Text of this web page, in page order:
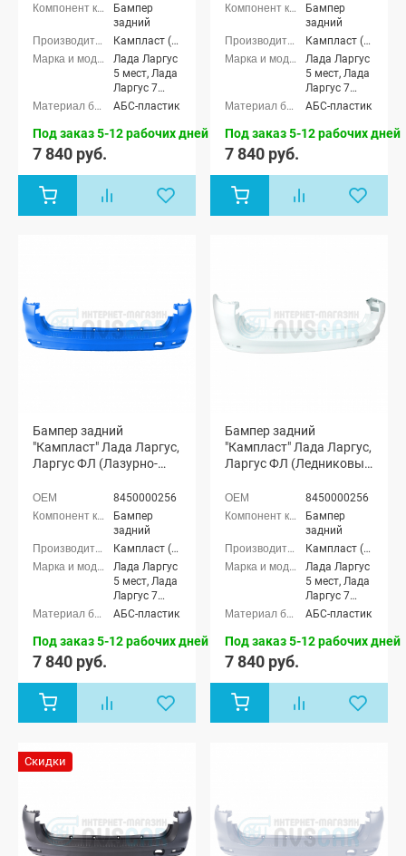
Бампер
задний
Кампласт (г. Набережные Челны)
Лада Ларгус
5 мест, Лада
Ларгус 7
мест, Лада
мест, Лада
АБС-пластик
Под заказ 5-12 рабочих дней
7 840 руб.
Бампер
задний
Кампласт (г. Набережные Челны)
Лада Ларгус
5 мест, Лада
Ларгус 7
мест, Лада
мест, Лада
АБС-пластик
Под заказ 5-12 рабочих дней
7 840 руб.
Бампер задний
"Кампласт" Лада Ларгус,
Ларгус ФЛ (Лазурно-
8450000256
Бампер
задний
Кампласт (г. Набережные Челны)
Лада Ларгус
5 мест, Лада
Ларгус 7
мест, Лада
мест, Лада
АБС-пластик
Под заказ 5-12 рабочих дней
7 840 руб.
Бампер задний
"Кампласт" Лада Ларгус,
Ларгус ФЛ (Ледниковый
8450000256
Бампер
задний
Кампласт (г. Набережные Челны)
Лада Ларгус
5 мест, Лада
Ларгус 7
мест, Лада
мест, Лада
АБС-пластик
Под заказ 5-12 рабочих дней
7 840 руб.
Скидки